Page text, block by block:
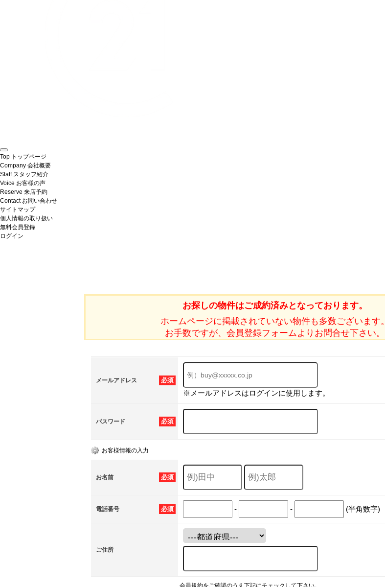
Top トップページ
Company 会社概要
Staff スタッフ紹介
Voice お客様の声
Reserve 来店予約
Contact お問い合わせ
サイトマップ
個人情報の取り扱い
無料会員登録
ログイン
お探しの物件はご成約済みとなっております。
ホームページに掲載されていない物件も多数ございます。
お手数ですが、会員登録フォームよりお問合せ下さい。
必須
メールアドレス
※メールアドレスはログインに使用します。
必須
パスワード
お客様情報の入力
必須
お名前
必須
電話番号 - - (半角数字)
ご住所
会員規約をご確認のうえ下記にチェックして下さい。